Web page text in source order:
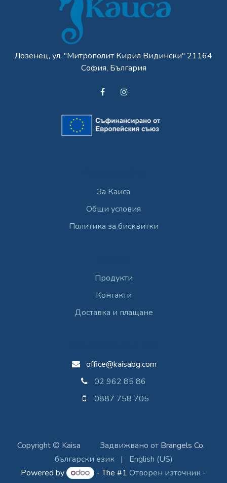
За Каиса
Общи условия
Политика за бисквитки
Продукти
Контакти
Доставка и плащане
office@kaisabg.com
02 962 85 86
0887 758 705
Лозенец, ул. "Митрополит Кирил Видински" 21164
София, България
Copyright © Kaisa ​Задвижвано от Brangels Co.
български език
|
English (US)
Powered by
- The #1 Отворен източник -